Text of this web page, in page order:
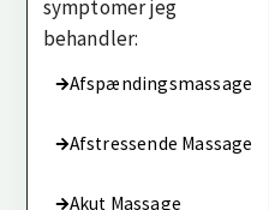
symptomer jeg
behandler:
Afspændingsmassage
Afstressende Massage
Akut Massage